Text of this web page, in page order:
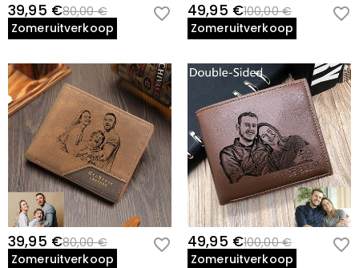
39,95 €80,00 €
Zomeruitverkoop
49,95 €100,00 €
Zomeruitverkoop
39,95 €80,00 €
Zomeruitverkoop
49,95 €100,00 €
Zomeruitverkoop